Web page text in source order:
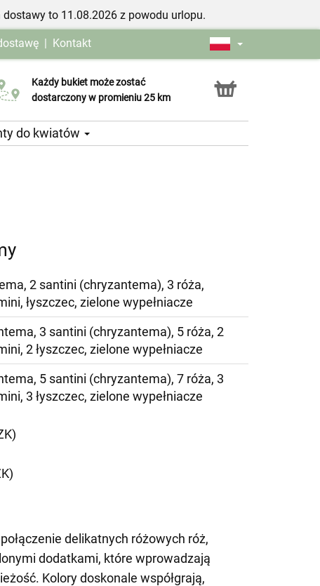
to 11.08.2026 z powodu urlopu.
| Kontakt
Każdy bukiet może zostać
dostarczony w promieniu 25 km
Usługa Click & Collect
do kwiatów
2 santini (chryzantema), 3 róża,
łyszczec, zielone wypełniacze
3 santini (chryzantema), 5 róża, 2
2 łyszczec, zielone wypełniacze
5 santini (chryzantema), 7 róża, 3
3 łyszczec, zielone wypełniacze
delikatnych różowych róż,
dodatkami, które wprowadzają
Kolory doskonale współgrają,